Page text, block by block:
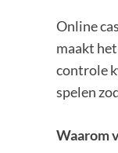
Online
maakt
controle
spelen
Waarom